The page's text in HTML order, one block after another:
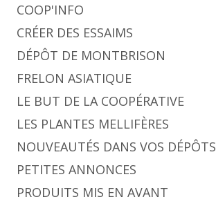
COOP'INFO
CRÉER DES ESSAIMS
DÉPÔT DE MONTBRISON
FRELON ASIATIQUE
LE BUT DE LA COOPÉRATIVE
LES PLANTES MELLIFÈRES
NOUVEAUTÉS DANS VOS DÉPÔTS
PETITES ANNONCES
PRODUITS MIS EN AVANT